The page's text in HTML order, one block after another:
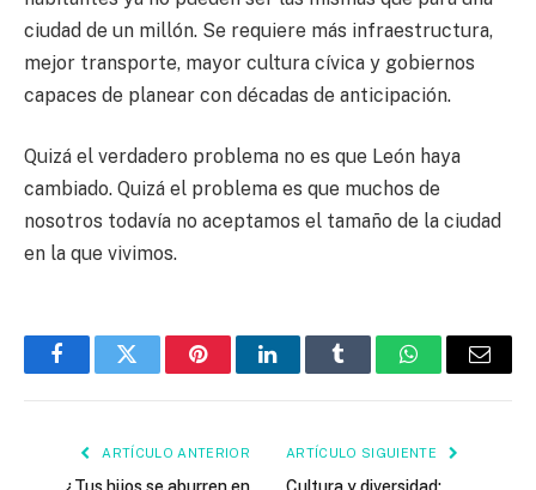
ciudad de un millón. Se requiere más infraestructura,
mejor transporte, mayor cultura cívica y gobiernos
capaces de planear con décadas de anticipación.
Quizá el verdadero problema no es que León haya
cambiado. Quizá el problema es que muchos de
nosotros todavía no aceptamos el tamaño de la ciudad
en la que vivimos.
FacebookTwitter PinterestLinkedInTumblr WhatsAppEmail
ARTÍCULO ANTERIOR ARTÍCULO SIGUIENTE